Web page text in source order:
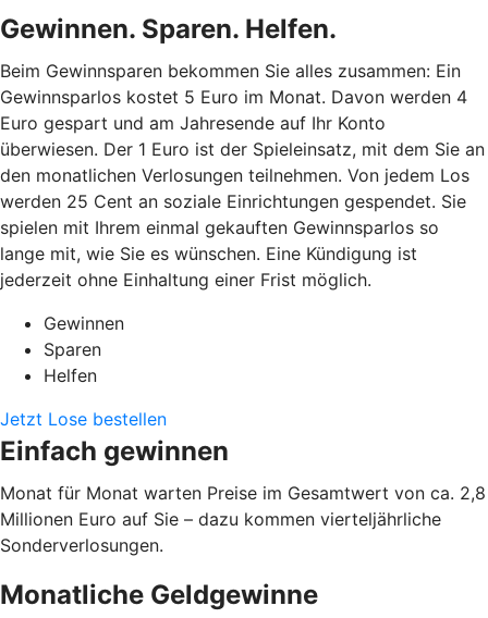
Gewinnen. Sparen. Helfen.
Beim Gewinnsparen bekommen Sie alles zusammen: Ein
Gewinnsparlos kostet 5 Euro im Monat. Davon werden 4
Euro gespart und am Jahresende auf Ihr Konto
überwiesen. Der 1 Euro ist der Spieleinsatz, mit dem Sie an
den monatlichen Verlosungen teilnehmen. Von jedem Los
werden 25 Cent an soziale Einrichtungen gespendet. Sie
spielen mit Ihrem einmal gekauften Gewinnsparlos so
lange mit, wie Sie es wünschen. Eine Kündigung ist
jederzeit ohne Einhaltung einer Frist möglich.
Gewinnen
Sparen
Helfen
Jetzt Lose bestellen
Einfach gewinnen
Monat für Monat warten Preise im Gesamtwert von ca. 2,8
Millionen Euro auf Sie – dazu kommen vierteljährliche
Sonderverlosungen.
Monatliche Geldgewinne